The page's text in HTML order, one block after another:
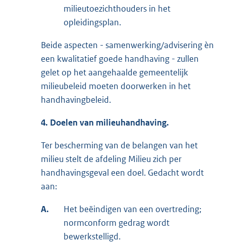
milieutoezichthouders in het
opleidingsplan.
Beide aspecten - samenwerking/advisering èn
een kwalitatief goede handhaving - zullen
gelet op het aangehaalde gemeentelijk
milieubeleid moeten doorwerken in het
handhavingbeleid.
4. Doelen van milieuhandhaving.
Ter bescherming van de belangen van het
milieu stelt de afdeling Milieu zich per
handhavingsgeval een doel. Gedacht wordt
aan:
A.
Het beëindigen van een overtreding;
normconform gedrag wordt
bewerkstelligd.